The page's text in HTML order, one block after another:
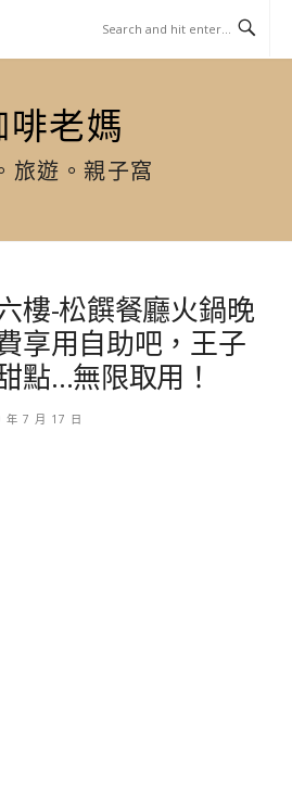
啡老媽
旅遊。親子窩
樓-松饌餐廳火鍋晚
享用自助吧，王子
點…無限取用！
年 7 月 17 日